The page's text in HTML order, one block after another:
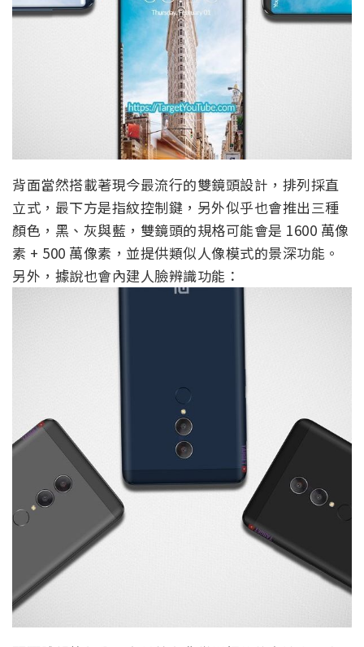
背面當然搭載著現今最流行的雙鏡頭設計，排列採直
立式，最下方是指紋控制鍵，另外似乎也會推出三種
顏色，黑、灰與藍，雙鏡頭的規格可能會是 1600 萬像
素 + 500 萬像素，並提供類似人像模式的景深功能。
另外，據說也會內建人臉辨識功能：